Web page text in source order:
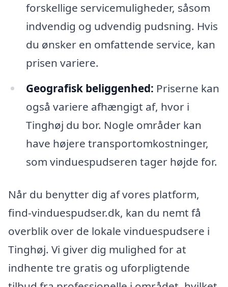
forskellige servicemuligheder, såsom
indvendig og udvendig pudsning. Hvis
du ønsker en omfattende service, kan
prisen variere.
Geografisk beliggenhed: Priserne kan
også variere afhængigt af, hvor i
Tinghøj du bor. Nogle områder kan
have højere transportomkostninger,
som vinduespudseren tager højde for.
Når du benytter dig af vores platform,
find-vinduespudser.dk, kan du nemt få
overblik over de lokale vinduespudsere i
Tinghøj. Vi giver dig mulighed for at
indhente tre gratis og uforpligtende